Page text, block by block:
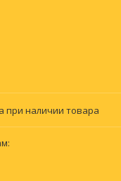
при наличии товара